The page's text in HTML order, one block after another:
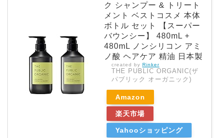
ク シャンプー & トリート
メント ベストコスメ 本体
ボトル セット 【スーパー
バウンシー】 480mL +
480mL ノンシリコン アミ
ノ酸 ヘアケア 精油 日本製
created by Rinker
THE PUBLIC ORGANIC(ザ
パブリック オーガニック)
Amazon
楽天市場
Yahooショッピング